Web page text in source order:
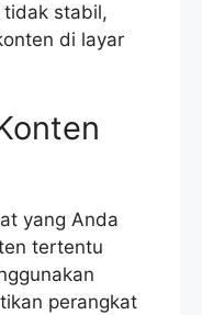
stabil,
di layar
yang Anda
tertentu
perangkat